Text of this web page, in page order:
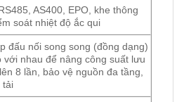
AS400, EPO, khe thông
soát nhiệt độ ắc qui
đấu nối song song (đồng dạng)
với nhau để nâng công suất lưu
8 lần, bảo vệ nguồn đa tầng,
tải